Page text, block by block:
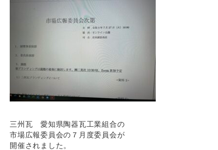
三州瓦 愛知県陶器瓦工業組合の
市場広報委員会の７月度委員会が
開催されました。